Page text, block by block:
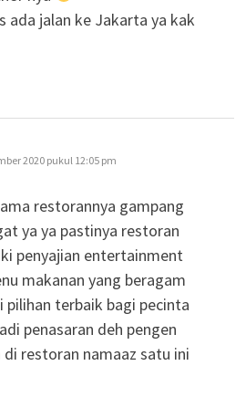
ada jalan ke Jakarta ya kak
2020 pukul 12:05 pm
restorannya gampang
ya ya pastinya restoran
penyajian entertainment
makanan yang beragam
pilihan terbaik bagi pecinta
penasaran deh pengen
di restoran namaaz satu ini